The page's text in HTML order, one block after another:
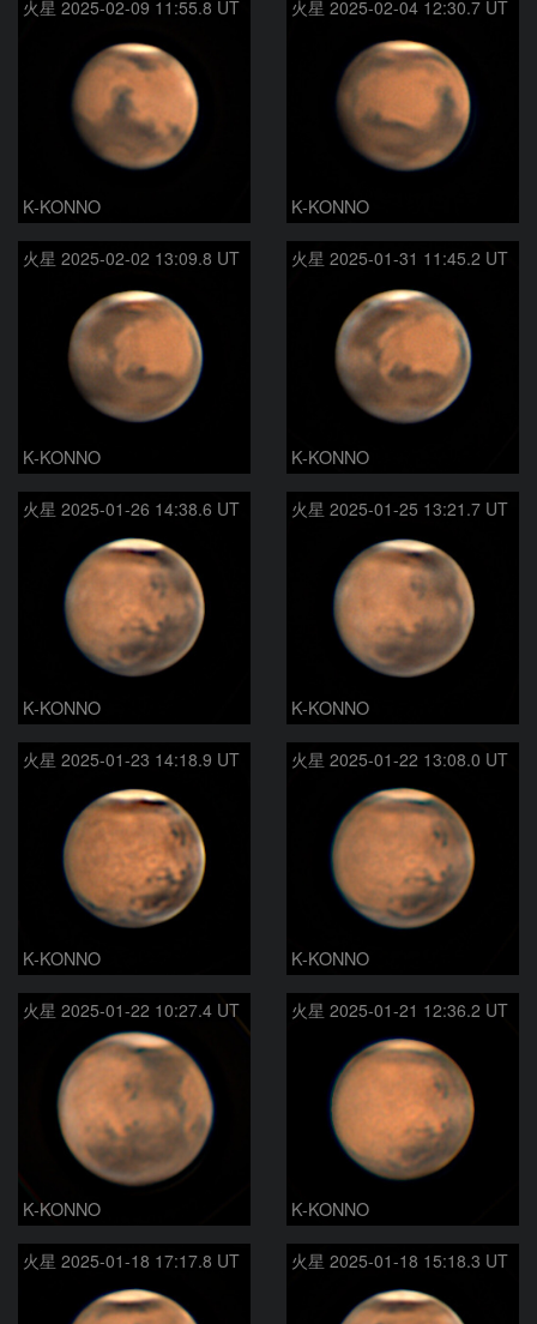
火星 2025-02-09 11:55.8 UT
K-KONNO
火星 2025-02-04 12:30.7 UT
K-KONNO
火星 2025-02-02 13:09.8 UT
K-KONNO
火星 2025-01-31 11:45.2 UT
K-KONNO
火星 2025-01-26 14:38.6 UT
K-KONNO
火星 2025-01-25 13:21.7 UT
K-KONNO
火星 2025-01-23 14:18.9 UT
K-KONNO
火星 2025-01-22 13:08.0 UT
K-KONNO
火星 2025-01-22 10:27.4 UT
K-KONNO
火星 2025-01-21 12:36.2 UT
K-KONNO
火星 2025-01-18 17:17.8 UT 火星 2025-01-18 15:18.3 UT